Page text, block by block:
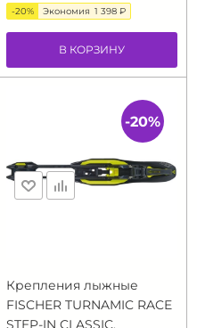
-20% Экономия 1 398 ₽
В КОРЗИНУ
Крепления лыжные
FISCHER TURNAMIC RACE
STEP-IN CLASSIC,
-20%